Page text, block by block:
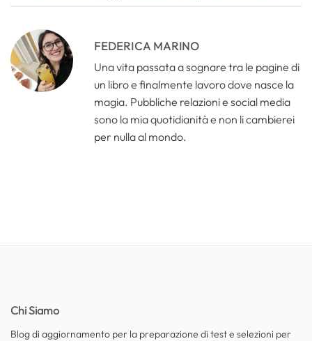
FEDERICA MARINO
Una vita passata a sognare tra le pagine di
un libro e finalmente lavoro dove nasce la
magia. Pubbliche relazioni e social media
sono la mia quotidianità e non li cambierei
per nulla al mondo.
Chi Siamo
Blog di aggiornamento per la preparazione di test e selezioni per